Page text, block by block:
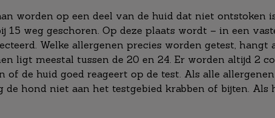
worden op een deel van de huid dat niet ontstoken
weg geschoren. Op deze plaats wordt – in een
Welke allergenen precies worden getest, hangt
ligt meestal tussen de 20 en 24. Er worden altijd 2
de huid goed reageert op de test. Als alle
hond niet aan het testgebied krabben of bijten. Als